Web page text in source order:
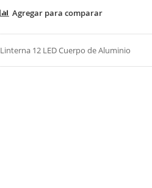
Agregar para comparar
Linterna 12 LED Cuerpo de Aluminio